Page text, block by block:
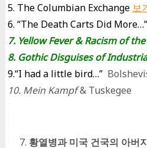
5. The Columbian Exchange 보
6. “The Death Carts Did More…”
7. Yellow Fever & Racism of
8. Gothic Disguises of
9.“I had a little bird…”
10. Mein Kampf& Tuskegee
황열병과 미국 건국의 아버